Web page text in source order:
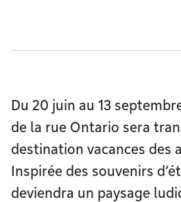
Du 20 juin au 13
de la rue Ontario sera
destination vacances des
Inspirée des souvenirs
deviendra un paysage